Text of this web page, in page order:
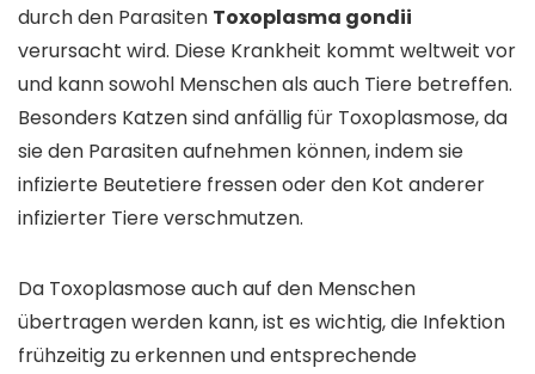
durch den Parasiten Toxoplasma gondii
verursacht wird. Diese Krankheit kommt weltweit vor
und kann sowohl Menschen als auch Tiere betreffen.
Besonders Katzen sind anfällig für Toxoplasmose, da
sie den Parasiten aufnehmen können, indem sie
infizierte Beutetiere fressen oder den Kot anderer
infizierter Tiere verschmutzen.
Da Toxoplasmose auch auf den Menschen
übertragen werden kann, ist es wichtig, die Infektion
frühzeitig zu erkennen und entsprechende